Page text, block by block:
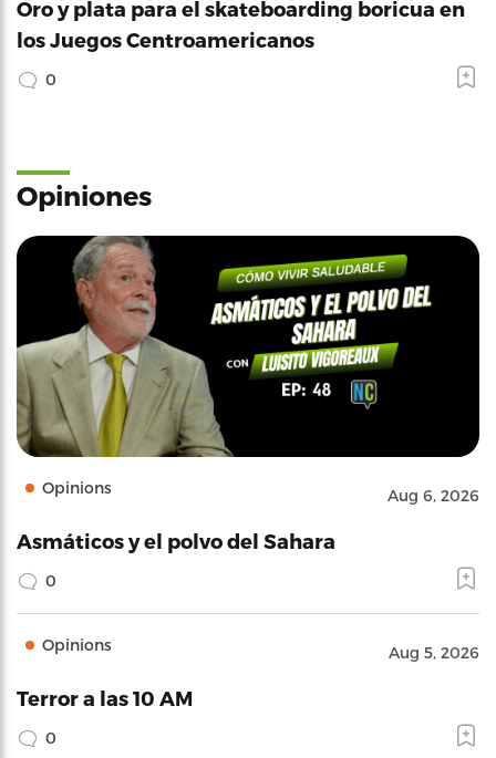
Oro y plata para el skateboarding boricua en
los Juegos Centroamericanos
0
Opiniones
Opinions Aug 6, 2026
Asmáticos y el polvo del Sahara
0
Opinions Aug 5, 2026
Terror a las 10 AM
0